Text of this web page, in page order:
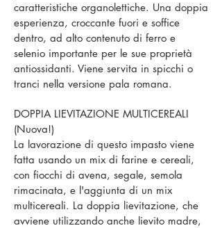
caratteristiche organolettiche. Una doppia
esperienza, croccante fuori e soffice
dentro, ad alto contenuto di ferro e
selenio importante per le sue proprietà
antiossidanti. Viene servita in spicchi o
tranci nella versione pala romana.
DOPPIA LIEVITAZIONE MULTICEREALI
(Nuova!)
La lavorazione di questo impasto viene
fatta usando un mix di farine e cereali,
con fiocchi di avena, segale, semola
rimacinata, e l'aggiunta di un mix
multicereali. La doppia lievitazione, che
avviene utilizzando anche lievito madre,